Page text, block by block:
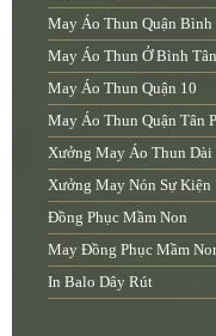
May Áo Thun Quận Bình
May Áo Thun Ở Bình Tân
May Áo Thun Quận 10
May Áo Thun Quận Tân
Xưởng May Áo Thun Dài
Xưởng May Nón Sự Kiện
Đồng Phục Mầm Non
May Đồng Phục Mầm
In Balo Dây Rút